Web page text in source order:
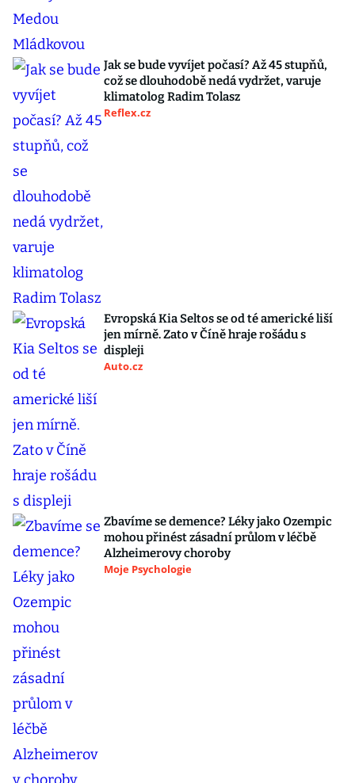
Jak se bude vyvíjet počasí? Až 45 stupňů,
což se dlouhodobě nedá vydržet, varuje
klimatolog Radim Tolasz
Reflex.cz
Evropská Kia Seltos se od té americké liší
jen mírně. Zato v Číně hraje rošádu s
displeji
Auto.cz
Zbavíme se demence? Léky jako Ozempic
mohou přinést zásadní průlom v léčbě
Alzheimerovy choroby
Moje Psychologie